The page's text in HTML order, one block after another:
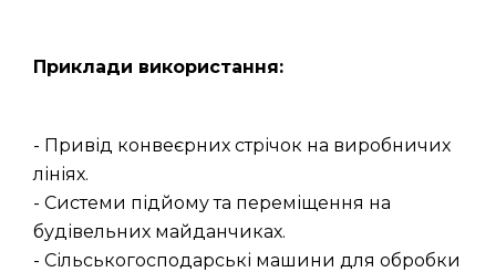
Приклади використання:
- Привід конвеєрних стрічок на виробничих
лініях.
- Системи підйому та переміщення на
будівельних майданчиках.
- Сільськогосподарські машини для обробки